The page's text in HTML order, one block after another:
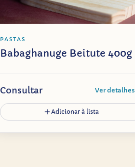
PASTAS
Babaghanuge Beitute 400g
Consultar Ver detalhes
Adicionar à lista